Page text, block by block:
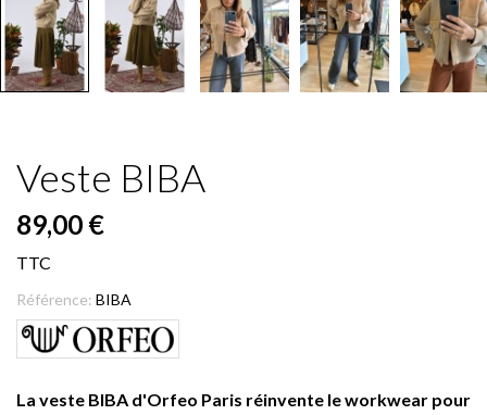
Veste BIBA
89,00 €
TTC
Référence: BIBA
La veste BIBA d'Orfeo Paris réinvente le workwear pour